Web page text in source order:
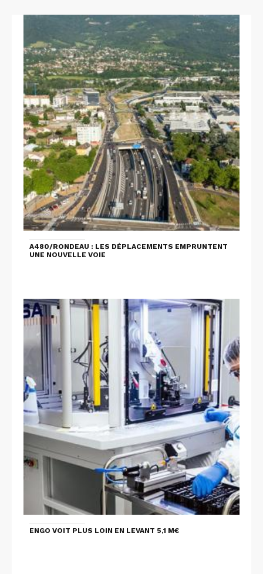
A480/RONDEAU : LES DÉPLACEMENTS EMPRUNTENT
UNE NOUVELLE VOIE
ENGO VOIT PLUS LOIN EN LEVANT 5,1 M€